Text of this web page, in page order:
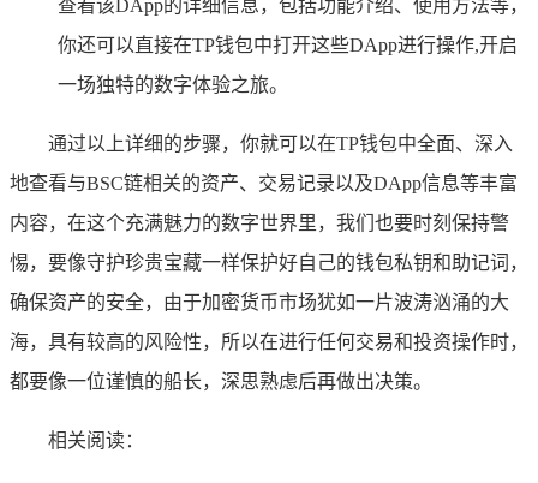
查看该DApp的详细信息，包括功能介绍、使用方法等，
你还可以直接在TP钱包中打开这些DApp进行操作,开启
一场独特的数字体验之旅。
通过以上详细的步骤，你就可以在TP钱包中全面、深入
地查看与BSC链相关的资产、交易记录以及DApp信息等丰富
内容，在这个充满魅力的数字世界里，我们也要时刻保持警
惕，要像守护珍贵宝藏一样保护好自己的钱包私钥和助记词，
确保资产的安全，由于加密货币市场犹如一片波涛汹涌的大
海，具有较高的风险性，所以在进行任何交易和投资操作时，
都要像一位谨慎的船长，深思熟虑后再做出决策。
相关阅读：